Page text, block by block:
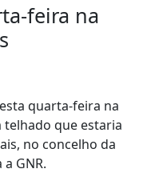
feira na
quarta-feira na
telhado que estaria
no concelho da
GNR.